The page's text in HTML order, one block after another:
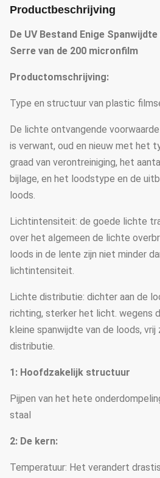
Productbeschrijving
De UV Bestand Enige
Serre van de 200 micronfilm
Productomschrijving:
Type en structuur van plastic
De lichte ontvangende
is verwant, oud en nieuw met het
graad van verontreiniging, het
bijlage, en het loodstype en de
loods.
Lichtintensiteit: de goede lichte
over het algemeen de lichte
loods in de lente zijn niet minder
lichtintensiteit.
Lichte distributie: dichter aan de
richting, sterker het licht. wegens
kleine spanwijdte van de loods,
distributie.
1: Hoofdzakelijk structuur
Pijpen van het hete
staal
2: De kern:
Temperatuur: Het verandert